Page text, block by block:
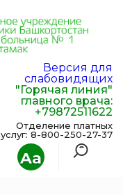
Aa
Версия для
слабовидящих
"Горячая линия"
главного врача:
+79872511622
Отделение платных
услуг: 8-800-250-27-37